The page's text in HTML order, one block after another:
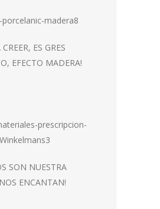
ES GRES
EFECTO MADERA!
SON NUESTRA
ENCANTAN!